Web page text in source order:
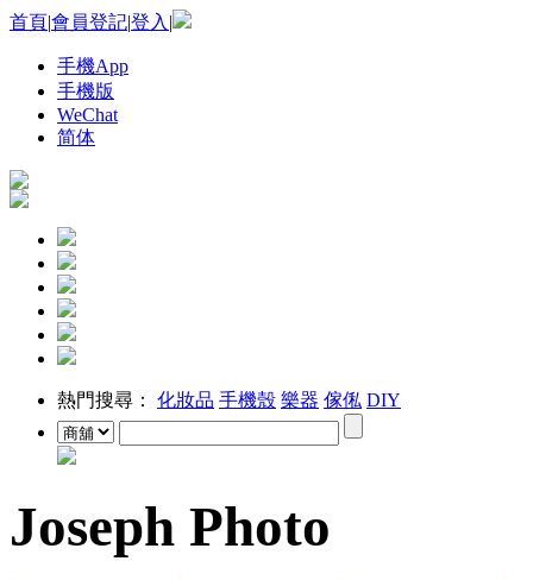
首頁|會員登記|登入 |
手機App
手機版
WeChat
简体
熱門搜尋： 化妝品 手機殼 樂器 傢俬 DIY
Joseph Photo